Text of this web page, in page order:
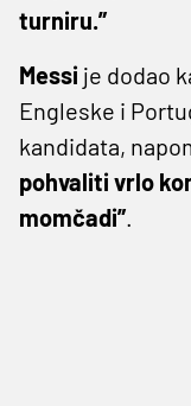
turniru.”
Messi je dodao
Engleske i
kandidata,
pohvaliti vrlo
momčadi”.